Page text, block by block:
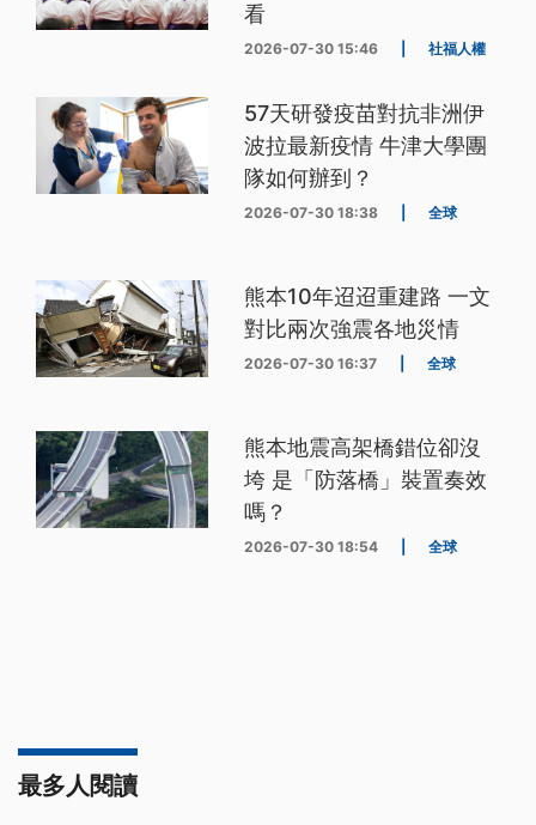
看
2026-07-30 15:46 社福人權
57天研發疫苗對抗非洲伊
波拉最新疫情 牛津大學團
隊如何辦到？
2026-07-30 18:38 全球
熊本10年迢迢重建路 一文
對比兩次強震各地災情
2026-07-30 16:37 全球
熊本地震高架橋錯位卻沒
垮 是「防落橋」裝置奏效
嗎？
2026-07-30 18:54 全球
最多人閱讀